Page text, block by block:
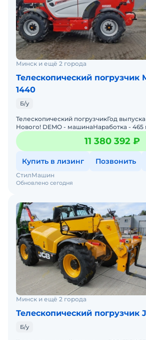
Минск и ещё 2 города
Телескопический погрузчик
1440
Б/у
Телескопический погрузчикГод
Нового! DEMO - машинаНаработка - 465
055 кгМощность - 75
11 380 392 ₽
Купить в лизинг Позвонить
Обновлено сегодня
СтилМашин
Минск и ещё 2 города
Телескопический погрузчик
Б/у